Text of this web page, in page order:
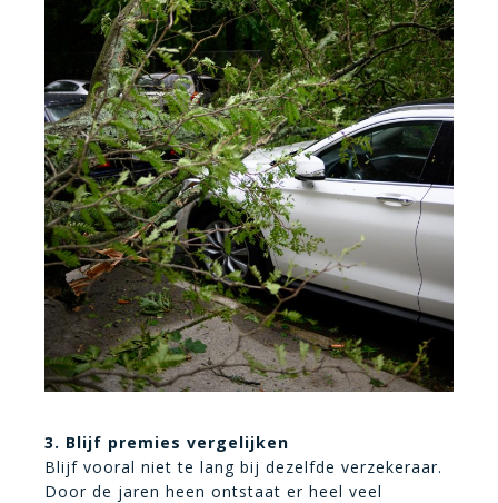
3. Blijf premies vergelijken
Blijf vooral niet te lang bij dezelfde verzekeraar.
Door de jaren heen ontstaat er heel veel